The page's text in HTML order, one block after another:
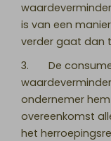
is van een
verder gaat dan
3. De
ondernemer
overeenkomst
het